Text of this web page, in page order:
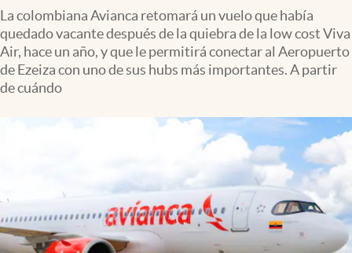
Apertura
Infotechnology
Clase
El Cronista Studio
Mediakit
La colombiana Avianca retomará un vuelo que había
quedado vacante después de la quiebra de la low cost Viva
Air, hace un año, y que le permitirá conectar al Aeropuerto
de Ezeiza con uno de sus hubs más importantes. A partir
de cuándo